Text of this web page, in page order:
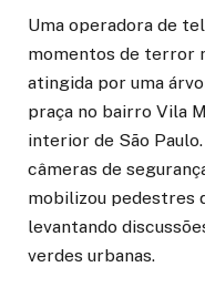
Uma operadora de
momentos de terror
atingida por uma
praça no bairro Vila
interior de São
câmeras de
mobilizou pedestres
levantando
verdes urbanas.